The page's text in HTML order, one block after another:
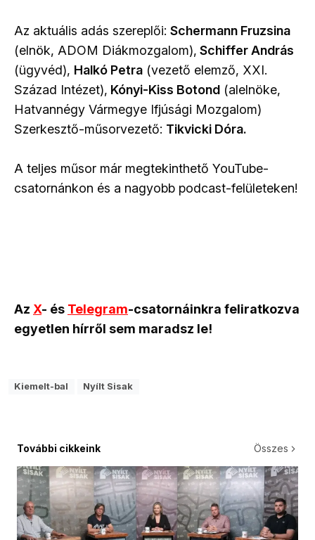
Az aktuális adás szereplői: Schermann Fruzsina
(elnök, ADOM Diákmozgalom), Schiffer András
(ügyvéd), Halkó Petra (vezető elemző, XXI.
Század Intézet), Kónyi-Kiss Botond (alelnöke,
Hatvannégy Vármegye Ifjúsági Mozgalom)
Szerkesztő-műsorvezető: Tikvicki Dóra.
A teljes műsor már megtekinthető YouTube-
csatornánkon és a nagyobb podcast-felületeken!
Az X- és Telegram-csatornáinkra feliratkozva
egyetlen hírről sem maradsz le!
Kiemelt-bal Nyílt Sisak
További cikkeink Összes